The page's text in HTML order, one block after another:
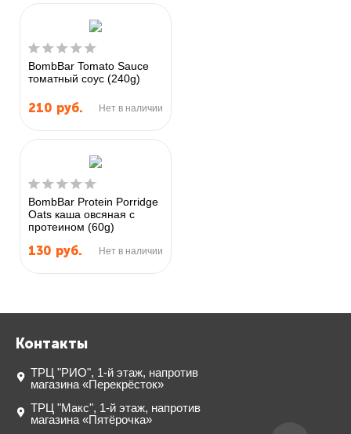
BombBar Tomato Sauce
томатный соус (240g)
210 руб. Нет в наличии
BombBar Protein Porridge
Oats каша овсяная с
протеином (60g)
130 руб. Нет в наличии
Контакты
ТРЦ "РИО", 1-й этаж, напротив
магазина «Перекрёсток»
ТРЦ "Макс", 1-й этаж, напротив
магазина «Пятёрочка»